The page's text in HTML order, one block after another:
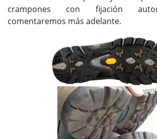
crampones con fijación
comentaremos más adelante.